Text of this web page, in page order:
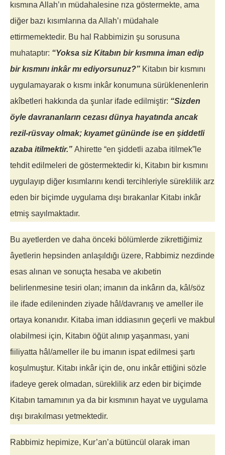
kısmına Allah’ın müdahalesine rıza göstermekte, ama
diğer bazı kısımlarına da Allah’ı müdahale
ettirmemektedir. Bu hal Rabbimizin şu sorusuna
muhataptır: “Yoksa siz Kitabın bir kısmına iman edip
bir kısmını in­kâr mı ediyorsunuz?” Kitabın bir kısmını
uygulamayarak o kısmı inkâr konumuna sürüklenenlerin
akîbetleri hakkında da şunlar ifade edilmiştir: “Sizden
öyle davrananların cezası dünya hayatında ancak
rezil-rüsvay olmak; kıyamet gününde ise en şiddetli
azaba itilmektir.” Ahirette “en şiddetli azaba itilmek”le
tehdit edilmeleri de göstermektedir ki, Kitabın bir kısmını
uygulayıp diğer kısımlarını kendi tercihleriyle süreklilik arz
eden bir biçimde uygulama dışı bırakanlar Kitabı inkâr
etmiş sayılmaktadır.
Bu ayetlerden ve daha önceki bölümlerde zikrettiğimiz
âyetlerin hepsinden anlaşıldığı üzere, Rabbimiz nezdinde
esas alınan ve sonuçta hesaba ve akıbetin
belirlenmesine tesiri olan; imanın da inkârın da, kâl/söz
ile ifade edileninden ziyade hâl/davranış ve ameller ile
ortaya konanıdır. Kitaba iman iddiasının geçerli ve makbul
olabilmesi için, Kitabın öğüt alınıp yaşanması, yani
fiiliyatta hâl/ameller ile bu imanın ispat edilmesi şartı
koşulmuştur. Kitabı inkâr için de, onu inkâr ettiğini sözle
ifadeye gerek olmadan, süreklilik arz eden bir biçimde
Kitabın tamamının ya da bir kısmının hayat ve uygulama
dışı bırakılması yetmektedir.
Rabbimiz hepimize, Kur’an’a bütüncül olarak iman